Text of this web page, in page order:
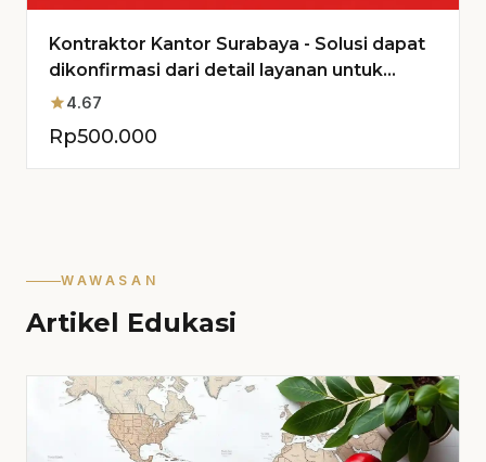
Kontraktor Kantor Surabaya - Solusi dapat
dikonfirmasi dari detail layanan untuk
Proyek Anda
star4.67
Rp500.000
WAWASAN
Artikel Edukasi